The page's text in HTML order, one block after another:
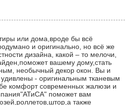
или дома,вроде бы всё
и оригинально, но всё же
дизайна, какой – то мелочи,
вашему дому,стать
необычный декор окон. Вы и
- оригинальным тканевым
комфорт современных жалюзи и
поможет вам
также